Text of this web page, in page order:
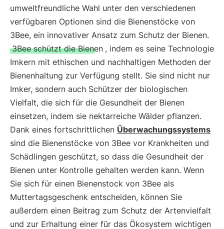
umweltfreundliche Wahl unter den verschiedenen
verfügbaren Optionen sind die Bienenstöcke von
3Bee, ein innovativer Ansatz zum Schutz der Bienen.
3Bee schützt die Bienen , indem es seine Technologie
Imkern mit ethischen und nachhaltigen Methoden der
Bienenhaltung zur Verfügung stellt. Sie sind nicht nur
Imker, sondern auch Schützer der biologischen
Vielfalt, die sich für die Gesundheit der Bienen
einsetzen, indem sie nektarreiche Wälder pflanzen.
Dank eines fortschrittlichen Überwachungssystems
sind die Bienenstöcke von 3Bee vor Krankheiten und
Schädlingen geschützt, so dass die Gesundheit der
Bienen unter Kontrolle gehalten werden kann. Wenn
Sie sich für einen Bienenstock von 3Bee als
Muttertagsgeschenk entscheiden, können Sie
außerdem einen Beitrag zum Schutz der Artenvielfalt
und zur Erhaltung einer für das Ökosystem wichtigen